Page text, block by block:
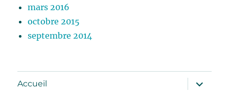
mars 2016
octobre 2015
septembre 2014
Accueil
ouvrir
le